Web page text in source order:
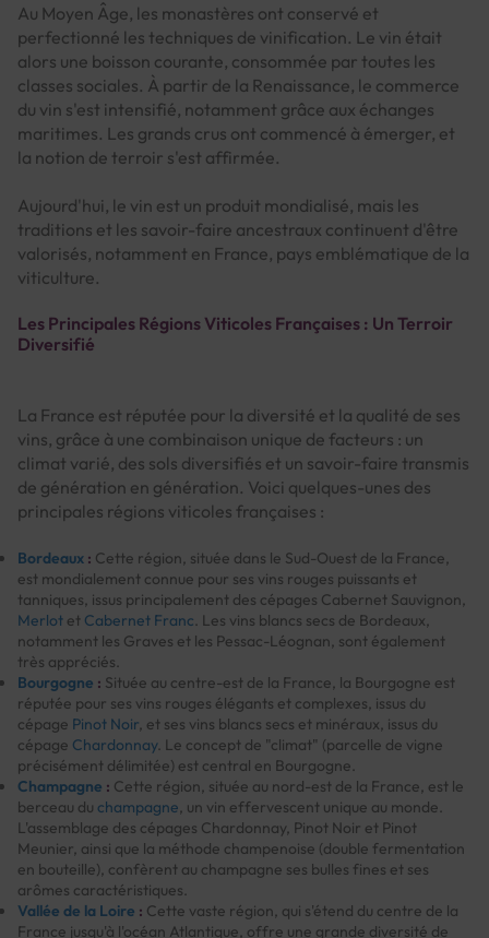
Au Moyen Âge, les monastères ont conservé et
perfectionné les techniques de vinification. Le vin était
alors une boisson courante, consommée par toutes les
classes sociales. À partir de la Renaissance, le commerce
du vin s'est intensifié, notamment grâce aux échanges
maritimes. Les grands crus ont commencé à émerger, et
la notion de terroir s'est affirmée.
Aujourd'hui, le vin est un produit mondialisé, mais les
traditions et les savoir-faire ancestraux continuent d'être
valorisés, notamment en France, pays emblématique de la
viticulture.
Les Principales Régions Viticoles Françaises : Un Terroir
Diversifié
La France est réputée pour la diversité et la qualité de ses
vins, grâce à une combinaison unique de facteurs : un
climat varié, des sols diversifiés et un savoir-faire transmis
de génération en génération. Voici quelques-unes des
principales régions viticoles françaises :
Bordeaux : Cette région, située dans le Sud-Ouest de la France,
est mondialement connue pour ses vins rouges puissants et
tanniques, issus principalement des cépages Cabernet Sauvignon,
Merlot et Cabernet Franc. Les vins blancs secs de Bordeaux,
notamment les Graves et les Pessac-Léognan, sont également
très appréciés.
Bourgogne : Située au centre-est de la France, la Bourgogne est
réputée pour ses vins rouges élégants et complexes, issus du
cépage Pinot Noir, et ses vins blancs secs et minéraux, issus du
cépage Chardonnay. Le concept de "climat" (parcelle de vigne
précisément délimitée) est central en Bourgogne.
Champagne : Cette région, située au nord-est de la France, est le
berceau du champagne, un vin effervescent unique au monde.
L'assemblage des cépages Chardonnay, Pinot Noir et Pinot
Meunier, ainsi que la méthode champenoise (double fermentation
en bouteille), confèrent au champagne ses bulles fines et ses
arômes caractéristiques.
Vallée de la Loire : Cette vaste région, qui s'étend du centre de la
France jusqu'à l'océan Atlantique, offre une grande diversité de